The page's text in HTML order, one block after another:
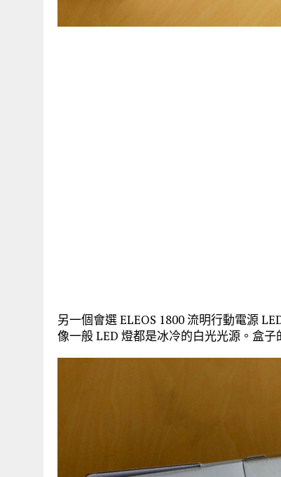
另一個會選 ELEOS 1800 流明行動電源
像一般 LED 燈都是冰冷的白光光源。盒子